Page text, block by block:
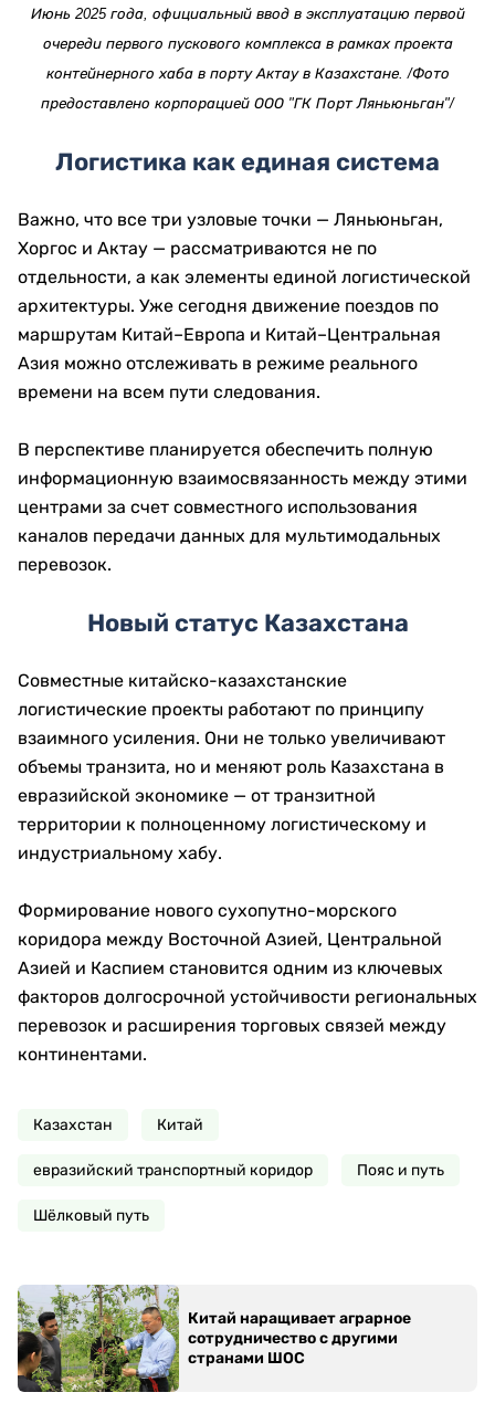
Июнь 2025 года, официальный ввод в эксплуатацию первой
очереди первого пускового комплекса в рамках проекта
контейнерного хаба в порту Актау в Казахстане. /Фото
предоставлено корпорацией ООО "ГК Порт Ляньюньган"/
Логистика как единая система
Важно, что все три узловые точки — Ляньюньган,
Хоргос и Актау — рассматриваются не по
отдельности, а как элементы единой логистической
архитектуры. Уже сегодня движение поездов по
маршрутам Китай–Европа и Китай–Центральная
Азия можно отслеживать в режиме реального
времени на всем пути следования.
В перспективе планируется обеспечить полную
информационную взаимосвязанность между этими
центрами за счет совместного использования
каналов передачи данных для мультимодальных
перевозок.
Новый статус Казахстана
Совместные китайско-казахстанские
логистические проекты работают по принципу
взаимного усиления. Они не только увеличивают
объемы транзита, но и меняют роль Казахстана в
евразийской экономике — от транзитной
территории к полноценному логистическому и
индустриальному хабу.
Формирование нового сухопутно-морского
коридора между Восточной Азией, Центральной
Азией и Каспием становится одним из ключевых
факторов долгосрочной устойчивости региональных
перевозок и расширения торговых связей между
континентами.
Казахстан Китай
евразийский транспортный коридор Пояс и путь
Шёлковый путь
Китай наращивает аграрное
сотрудничество с другими
странами ШОС